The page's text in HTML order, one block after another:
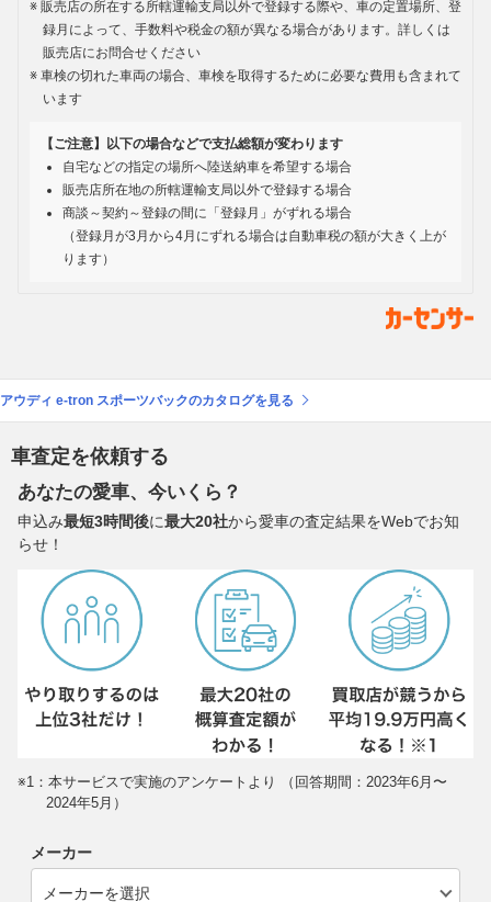
販売店の所在する所轄運輸支局以外で登録する際や、車の定置場所、登
録月によって、手数料や税金の額が異なる場合があります。詳しくは
販売店にお問合せください
車検の切れた車両の場合、車検を取得するために必要な費用も含まれて
います
【ご注意】以下の場合などで支払総額が変わります
自宅などの指定の場所へ陸送納車を希望する場合
販売店所在地の所轄運輸支局以外で登録する場合
商談～契約～登録の間に「登録月」がずれる場合
（登録月が3月から4月にずれる場合は自動車税の額が大きく上が
ります）
アウディ e-tron スポーツバックのカタログを見る
車査定を依頼する
あなたの愛車、今いくら？
申込み最短3時間後に最大20社から愛車の査定結果をWebでお知
らせ！
※1：本サービスで実施のアンケートより （回答期間：2023年6月〜
2024年5月）
メーカー